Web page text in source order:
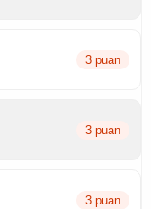
3 puan
3 puan
3 puan